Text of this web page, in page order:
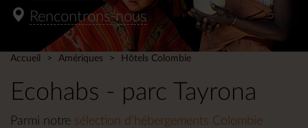
Rencontrons-nous
Accueil Amériques Hôtels Colombie
Ecohabs - parc Tayrona
Parmi notre sélection d'hébergements Colombie